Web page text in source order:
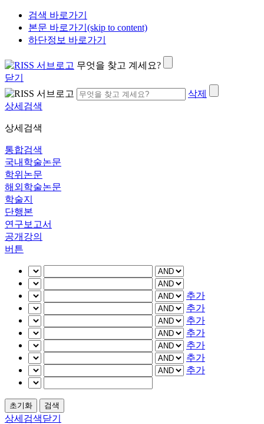
검색 바로가기
본문 바로가기(skip to content)
하단정보 바로가기
무엇을 찾고 계세요?
닫기
삭제
상세검색
상세검색
통합검색
국내학술논문
학위논문
해외학술논문
학술지
단행본
연구보고서
공개강의
버튼
추가
추가
추가
추가
추가
추가
추가
상세검색닫기